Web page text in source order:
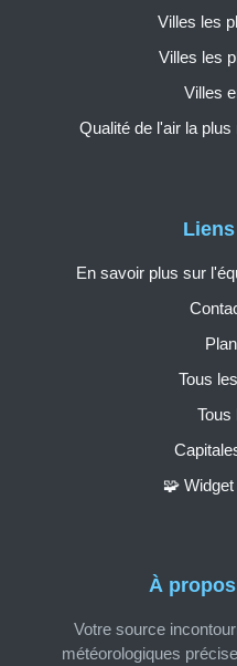
À
Votre source
météorologiques
En savoir plus sur
Tous
Tous
🧩
Villes les
Villes les
Villes
Qualité de l'air la